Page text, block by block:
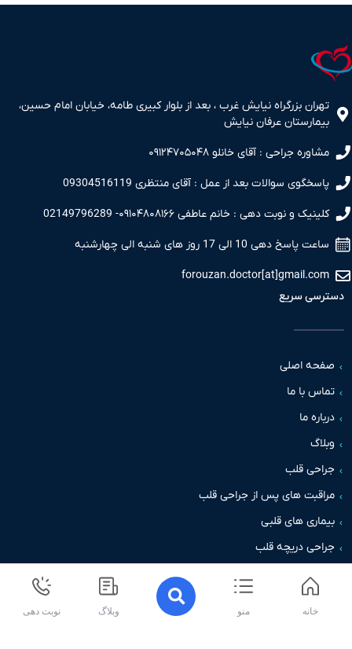
بزرگراه نیایش غرب ، بعد از بلوار کبیری طامه، خیابان امام حسین،
عرفان نیایش
جراحی : آقای خانلو ۰۹۱۲۴۷۰۵۰۴۸
سوالات بعد از عمل : آقای منتظری 09304516119
و نوبت دهی : خانم عاطفی ۰۹۱۰۴۸۰۸۱۶۶- 02149796289
دهی 10 الی 17 روز های شنبه الی چهارشنبه
سریع
اصلی
با ما
ما
قلب
های پس از جراحی قلب
های قلبی
دریچه قلب
نوبت دهی